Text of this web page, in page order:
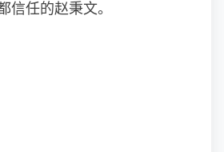
信任的赵秉文。